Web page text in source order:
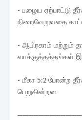
• பழைய ஏற்பாட்டு
நிறைவேறுவதை
• ஆபிரகாம் மற்றும்
வாக்குத்தத்தங்கள்
• மீகா 5:2 போன்ற
பெறுகின்றன